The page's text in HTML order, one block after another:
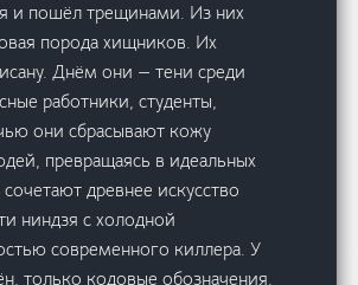
и пошёл трещинами. Из них
порода хищников. Их
Днём они — тени среди
работники, студенты,
они сбрасывают кожу
превращаясь в идеальных
древнее искусство
ниндзя с холодной
современного киллера. У
только кодовые обозначения.